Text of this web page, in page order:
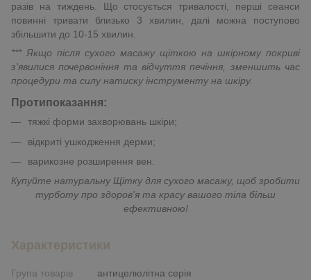
разів на тиждень. Що стосується тривалості, перші сеанси
повинні тривати близько 3 хвилин, далі можна поступово
збільшити до 10-15 хвилин.
*** Якщо після сухого масажу щіткою на шкірному покриві
з'явилися почервоніння та відчуття печіння, зменшить час
процедури та силу натиску інструменту на шкіру.
Протипоказання:
тяжкі форми захворювань шкіри;
відкриті ушкодження дерми;
варикозне розширення вен.
Купуйте натуральну Щітку для сухого масажу, щоб зробити
турботу про здоров'я та красу вашого тіла більш
ефективною!
Характеристики
Група товарів
антицелюлітна серія